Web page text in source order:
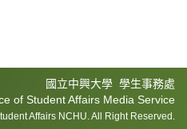
國立中興大學 學生事務處
of Student Affairs Media Service
Affairs NCHU. All Right Reserved.